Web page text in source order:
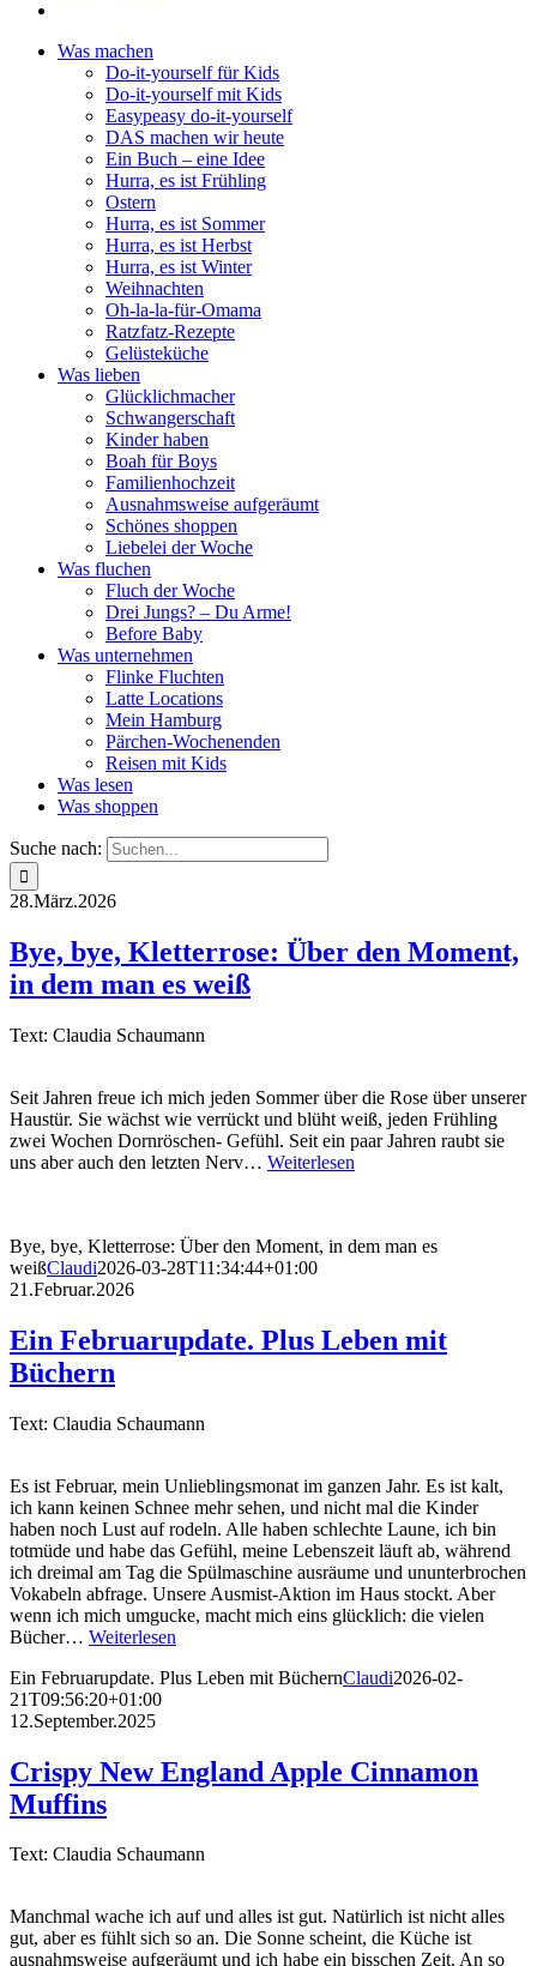
Was machen
Do-it-yourself für Kids
Do-it-yourself mit Kids
Easypeasy do-it-yourself
DAS machen wir heute
Ein Buch – eine Idee
Hurra, es ist Frühling
Ostern
Hurra, es ist Sommer
Hurra, es ist Herbst
Hurra, es ist Winter
Weihnachten
Oh-la-la-für-Omama
Ratzfatz-Rezepte
Gelüsteküche
Was lieben
Glücklichmacher
Schwangerschaft
Kinder haben
Boah für Boys
Familienhochzeit
Ausnahmsweise aufgeräumt
Schönes shoppen
Liebelei der Woche
Was fluchen
Fluch der Woche
Drei Jungs? – Du Arme!
Before Baby
Was unternehmen
Flinke Fluchten
Latte Locations
Mein Hamburg
Pärchen-Wochenenden
Reisen mit Kids
Was lesen
Was shoppen
Suche nach:
28.März.2026
Bye, bye, Kletterrose: Über den Moment,
in dem man es weiß
Text: Claudia Schaumann
Seit Jahren freue ich mich jeden Sommer über die Rose über unserer
Haustür. Sie wächst wie verrückt und blüht weiß, jeden Frühling
zwei Wochen Dornröschen- Gefühl. Seit ein paar Jahren raubt sie
uns aber auch den letzten Nerv… Weiterlesen
Bye, bye, Kletterrose: Über den Moment, in dem man es
weißClaudi2026-03-28T11:34:44+01:00
21.Februar.2026
Ein Februarupdate. Plus Leben mit
Büchern
Text: Claudia Schaumann
Es ist Februar, mein Unlieblingsmonat im ganzen Jahr. Es ist kalt,
ich kann keinen Schnee mehr sehen, und nicht mal die Kinder
haben noch Lust auf rodeln. Alle haben schlechte Laune, ich bin
totmüde und habe das Gefühl, meine Lebenszeit läuft ab, während
ich dreimal am Tag die Spülmaschine ausräume und ununterbrochen
Vokabeln abfrage. Unsere Ausmist-Aktion im Haus stockt. Aber
wenn ich mich umgucke, macht mich eins glücklich: die vielen
Bücher… Weiterlesen
Ein Februarupdate. Plus Leben mit BüchernClaudi2026-02-
21T09:56:20+01:00
12.September.2025
Crispy New England Apple Cinnamon
Muffins
Text: Claudia Schaumann
Manchmal wache ich auf und alles ist gut. Natürlich ist nicht alles
gut, aber es fühlt sich so an. Die Sonne scheint, die Küche ist
ausnahmsweise aufgeräumt und ich habe ein bisschen Zeit. An so